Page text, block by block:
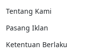
Tentang Kami
Pasang Iklan
Ketentuan Berlaku